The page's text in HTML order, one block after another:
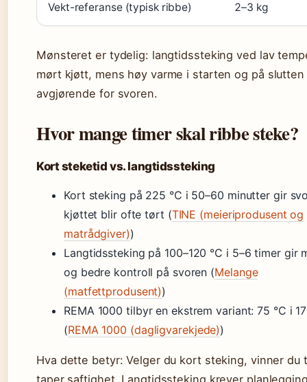
Vekt-referanse (typisk ribbe) 2–3 kg
Mønsteret er tydelig: langtidssteking ved lav
mørt kjøtt, mens høy varme i starten og på slutten
avgjørende for svoren.
Hvor mange timer skal ribbe steke?
Kort steketid vs. langtidssteking
Kort steking på 225 °C i 50–60 minutter gir
kjøttet blir ofte tørt (TINE (meieriprodusent og
matrådgiver))
Langtidssteking på 100–120 °C i 5–6 timer gir
og bedre kontroll på svoren (Melange
(matfettprodusent))
REMA 1000 tilbyr en ekstrem variant: 75 °C i
(REMA 1000 (dagligvarekjede))
Hva dette betyr: Velger du kort steking, vinner du
taper saftighet. Langtidssteking krever